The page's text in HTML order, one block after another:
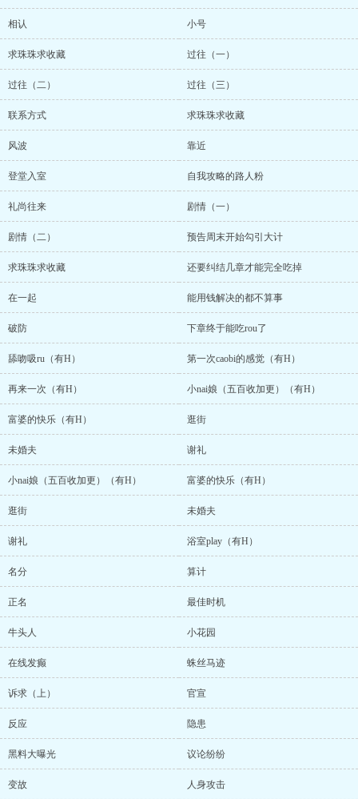
相认 小号
求珠珠求收藏 过往（一）
过往（二） 过往（三）
联系方式 求珠珠求收藏
风波 靠近
登堂入室 自我攻略的路人粉
礼尚往来 剧情（一）
剧情（二） 预告周末开始勾引大计
求珠珠求收藏 还要纠结几章才能完全吃掉
在一起 能用钱解决的都不算事
破防 下章终于能吃rou了
舔吻吸ru（有H） 第一次caobi的感觉（有H）
再来一次（有H） 小nai娘（五百收加更）（有H）
富婆的快乐（有H） 逛街
未婚夫 谢礼
小nai娘（五百收加更）（有H） 富婆的快乐（有H）
逛街 未婚夫
谢礼 浴室play（有H）
名分 算计
正名 最佳时机
牛头人 小花园
在线发癫 蛛丝马迹
诉求（上） 官宣
反应 隐患
黑料大曝光 议论纷纷
变故 人身攻击